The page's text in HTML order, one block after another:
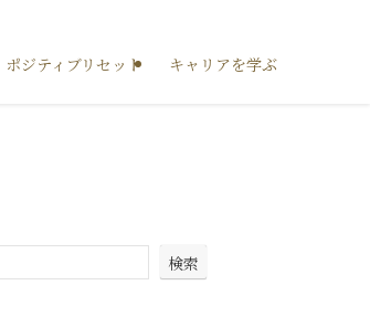
ポジティブリセット キャリアを学ぶ
検索